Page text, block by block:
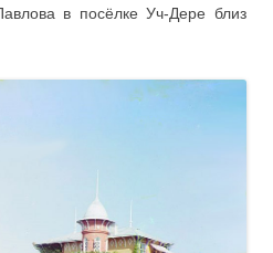
в посёлке Уч-Дере близ